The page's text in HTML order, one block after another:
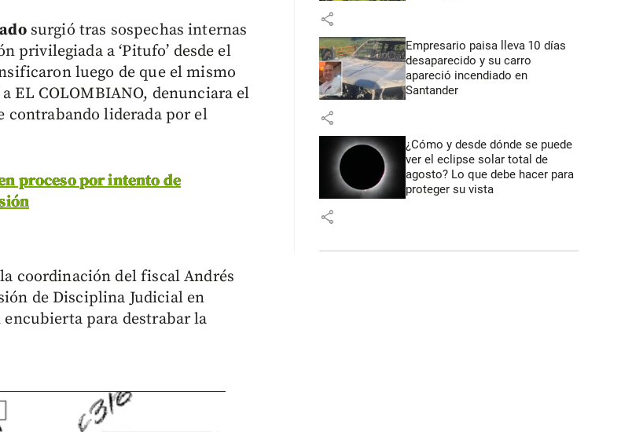
surgió tras sospechas internas
privilegiada a ‘Pitufo’ desde el
luego de que el mismo
EL COLOMBIANO, denunciara el
contrabando liderada por el
proceso por intento de
coordinación del fiscal Andrés
de Disciplina Judicial en
para destrabar la
share
Empresario paisa lleva 10 días
desaparecido y su carro
apareció incendiado en
Santander
share
¿Cómo y desde dónde se puede
ver el eclipse solar total de
agosto? Lo que debe hacer para
proteger su vista
share